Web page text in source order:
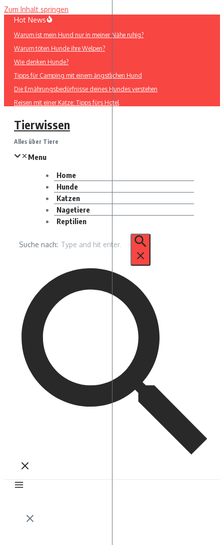
Zum Inhalt springen
Hot News
Warum ist mein Hund nur in meiner Nähe ruhig?
Warum töten Hunde ihre Welpen?
Wie denken Hunde?
Tipps für Camping mit einem ängstlichen Hund
Die Ernährungsbedürfnisse deines Hundes verstehen
Reisen mit einer Katze: Tipps fürs Hotel
Tierwissen
Alles über Tiere
Menu
Home
Hunde
Katzen
Nagetiere
Reptilien
Suche nach: